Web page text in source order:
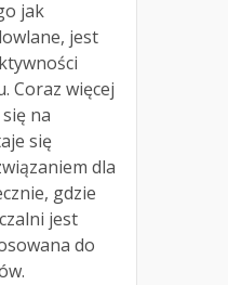
jak
jest
Coraz więcej
na
się
dla
gdzie
jest
do